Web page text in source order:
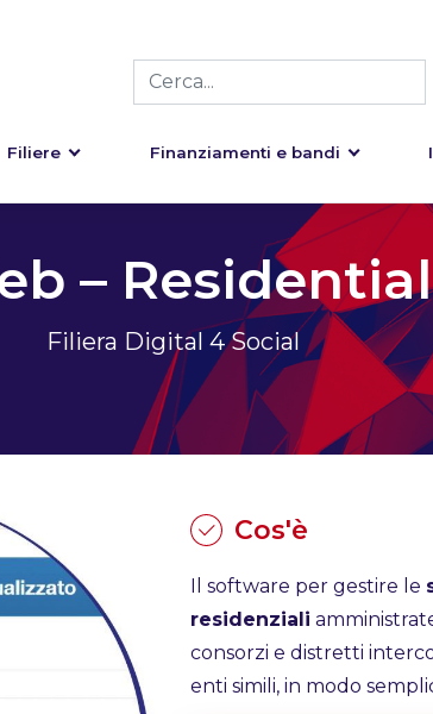
Filiere Finanziamenti e bandi
–
Filiera Digital 4 Social
Cos'è
Il software per gestire le
residenziali
consorzi e distretti
enti simili, in modo